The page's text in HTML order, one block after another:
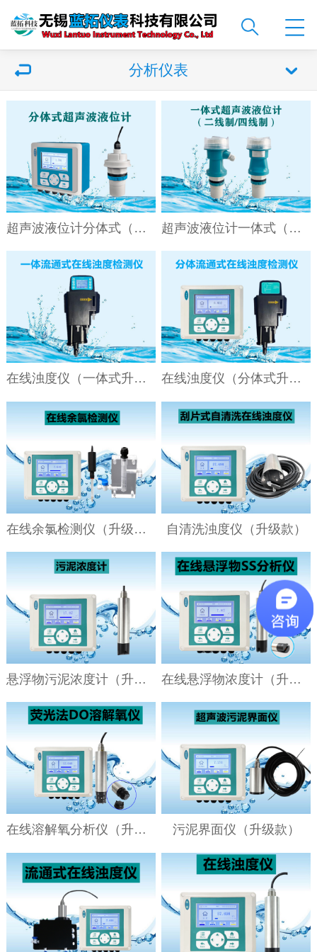
分析仪表
超声波液位计分体式（升级款） 超声波液位计一体式（升级款）
在线浊度仪（一体式升级款） 在线浊度仪（分体式升级款）
在线余氯检测仪（升级款） 自清洗浊度仪（升级款）
悬浮物污泥浓度计（升级款） 在线悬浮物浓度计（升级款）
在线溶解氧分析仪（升级款） 污泥界面仪（升级款）